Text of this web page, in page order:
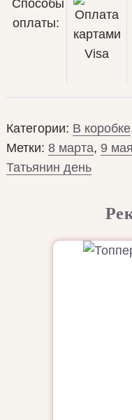
Способы
оплаты:
Категории: В коробке
Метки: 8 марта, 9 мая
Татьянин день